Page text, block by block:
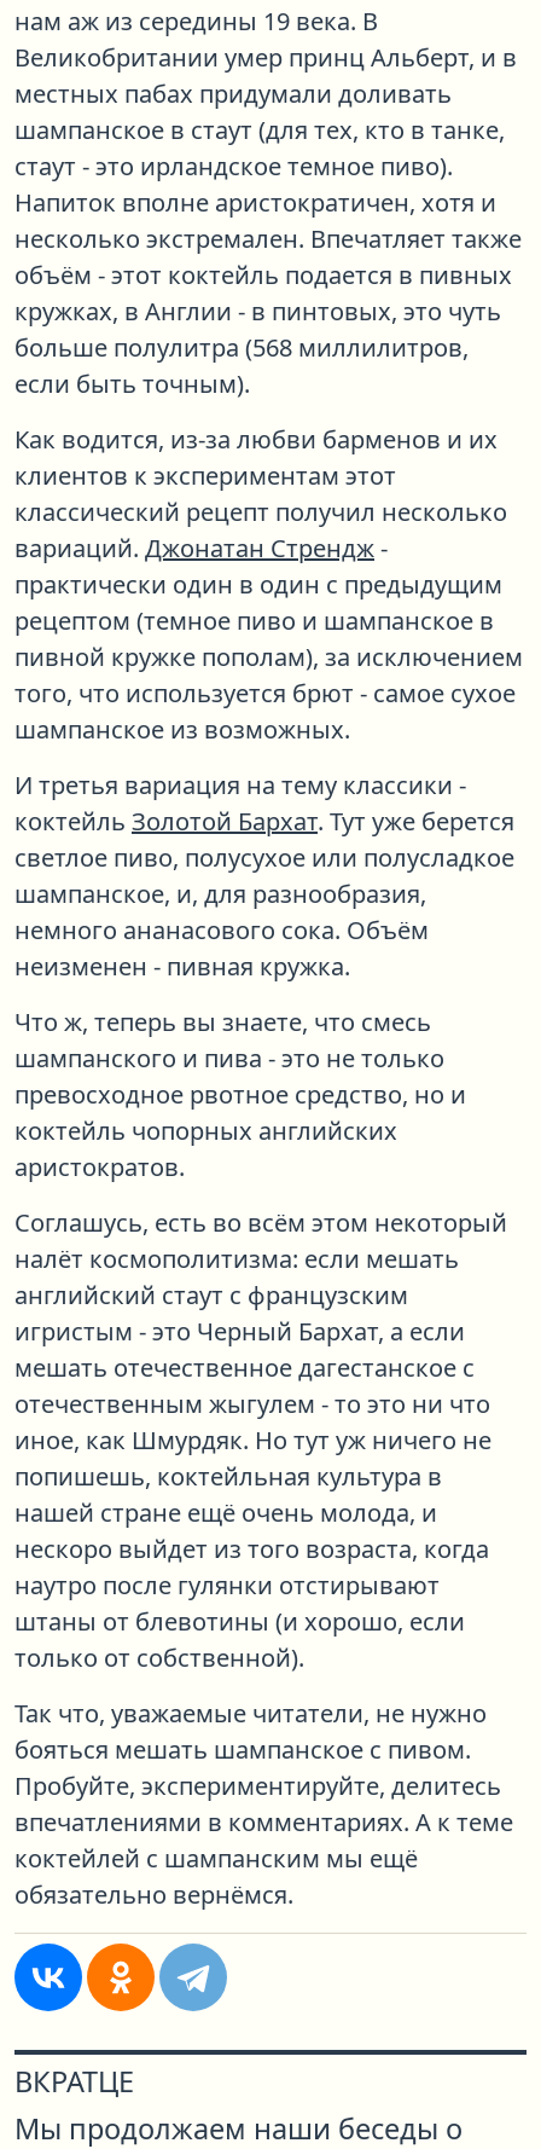
нам аж из середины 19 века. В
Великобритании умер принц Альберт, и в
местных пабах придумали доливать
шампанское в стаут (для тех, кто в танке,
стаут - это ирландское темное пиво).
Напиток вполне аристократичен, хотя и
несколько экстремален. Впечатляет также
объём - этот коктейль подается в пивных
кружках, в Англии - в пинтовых, это чуть
больше полулитра (568 миллилитров,
если быть точным).
Как водится, из-за любви барменов и их
клиентов к экспериментам этот
классический рецепт получил несколько
вариаций. Джонатан Стрендж-
практически один в один с предыдущим
рецептом (темное пиво и шампанское в
пивной кружке пополам), за исключением
того, что используется брют - самое сухое
шампанское из возможных.
И третья вариация на тему классики -
коктейль Золотой Бархат. Тут уже берется
светлое пиво, полусухое или полусладкое
шампанское, и, для разнообразия,
немного ананасового сока. Объём
неизменен - пивная кружка.
Что ж, теперь вы знаете, что смесь
шампанского и пива - это не только
превосходное рвотное средство, но и
коктейль чопорных английских
аристократов.
Соглашусь, есть во всём этом некоторый
налёт космополитизма: если мешать
английский стаут с французским
игристым - это Черный Бархат, а если
мешать отечественное дагестанское с
отечественным жыгулем - то это ни что
иное, как Шмурдяк. Но тут уж ничего не
попишешь, коктейльная культура в
нашей стране ещё очень молода, и
нескоро выйдет из того возраста, когда
наутро после гулянки отстирывают
штаны от блевотины (и хорошо, если
только от собственной).
Так что, уважаемые читатели, не нужно
бояться мешать шампанское с пивом.
Пробуйте, экспериментируйте, делитесь
впечатлениями в комментариях. А к теме
коктейлей с шампанским мы ещё
обязательно вернёмся.
ВКРАТЦЕ
Мы продолжаем наши беседы о